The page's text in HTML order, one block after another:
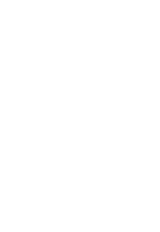
haine, incaltaminte, coafuri, tunsori, desene